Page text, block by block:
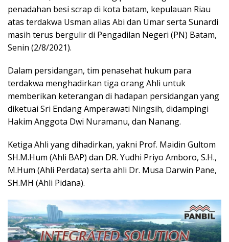
penadahan besi scrap di kota batam, kepulauan Riau
atas terdakwa Usman alias Abi dan Umar serta Sunardi
masih terus bergulir di Pengadilan Negeri (PN) Batam,
Senin (2/8/2021).
Dalam persidangan, tim penasehat hukum para
terdakwa menghadirkan tiga orang Ahli untuk
memberikan keterangan di hadapan persidangan yang
diketuai Sri Endang Amperawati Ningsih, didampingi
Hakim Anggota Dwi Nuramanu, dan Nanang.
Ketiga Ahli yang dihadirkan, yakni Prof. Maidin Gultom
SH.M.Hum (Ahli BAP) dan DR. Yudhi Priyo Amboro, S.H.,
M.Hum (Ahli Perdata) serta ahli Dr. Musa Darwin Pane,
SH.MH (Ahli Pidana).